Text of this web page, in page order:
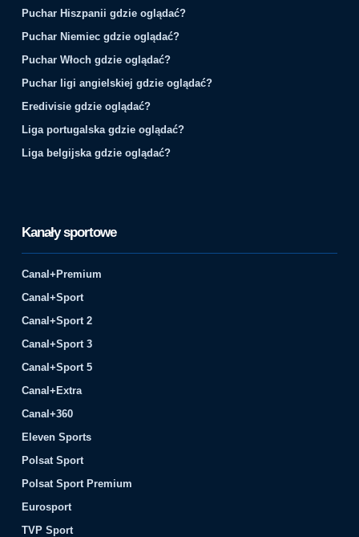
Puchar Hiszpanii gdzie oglądać?
Puchar Niemiec gdzie oglądać?
Puchar Włoch gdzie oglądać?
Puchar ligi angielskiej gdzie oglądać?
Eredivisie gdzie oglądać?
Liga portugalska gdzie oglądać?
Liga belgijska gdzie oglądać?
Kanały sportowe
Canal+Premium
Canal+Sport
Canal+Sport 2
Canal+Sport 3
Canal+Sport 5
Canal+Extra
Canal+360
Eleven Sports
Polsat Sport
Polsat Sport Premium
Eurosport
TVP Sport